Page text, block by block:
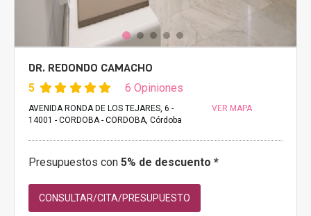
DR. REDONDO CAMACHO
5 6 Opiniones
AVENIDA RONDA DE LOS TEJARES, 6 -
14001 - CORDOBA - CORDOBA, Córdoba
VER MAPA
Presupuestos con 5% de descuento *
CONSULTAR/CITA/PRESUPUESTO